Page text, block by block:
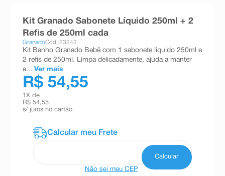
Kit Granado Sabonete Líquido 250ml + 2
Refis de 250ml cada
GranadoCód: 23242
Kit Banho Granado Bebê com 1 sabonete líquido 250ml e
2 refis de 250ml. Limpa delicadamente, ajuda a manter
a... Ver mais
R$ 54,55
1 X de
R$ 54,55
s/ juros no cartão
Não sei meu CEP
esmalte
10ºabsorvente